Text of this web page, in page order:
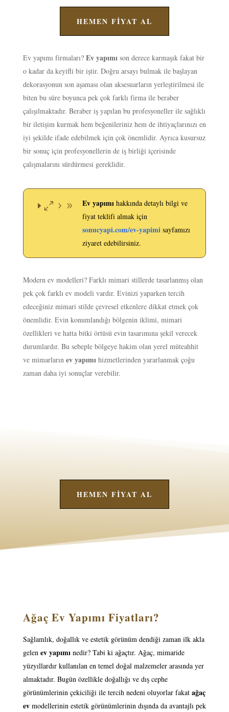
HEMEN FİYAT AL
Ev yapımı firmaları?Ev yapımı son derece karmaşık fakat bir
o kadar da keyifli bir iştir. Doğru arsayı bulmak ile başlayan
dekorasyonun son aşaması olan aksesuarların yerleştirilmesi ile
biten bu süre boyunca pek çok farklı firma ile beraber
çalışılmaktadır. Beraber iş yapılan bu profesyoneller ile sağlıklı
bir iletişim kurmak hem beğenileriniz hem de ihtiyaçlarınızı en
iyi şekilde ifade edebilmek için çok önemlidir. Ayrıca kusursuz
bir sonuç için profesyonellerin de iş birliği içerisinde
çalışmalarını sürdürmesi gereklidir.
Ev yapımı hakkında detaylı bilgi ve
fiyat teklifi almak için
sonucyapi.com/ev-yapimi sayfamızı
ziyaret edebilirsiniz.
Modern ev modelleri? Farklı mimari stillerde tasarlanmış olan
pek çok farklı ev modeli vardır. Evinizi yaparken tercih
edeceğiniz mimari stilde çevresel etkenlere dikkat etmek çok
önemlidir. Evin konumlandığı bölgenin iklimi, mimari
özellikleri ve hatta bitki örtüsü evin tasarımına şekil verecek
durumlardır. Bu sebeple bölgeye hakim olan yerel müteahhit
ve mimarların ev yapımı hizmetlerinden yararlanmak çoğu
zaman daha iyi sonuçlar verebilir.
HEMEN FİYAT AL
Ağaç Ev Yapımı Fiyatları?
Sağlamlık, doğallık ve estetik görünüm dendiği zaman ilk akla
gelen ev yapımı nedir? Tabi ki ağaçtır. Ağaç, mimaride
yüzyıllardır kullanılan en temel doğal malzemeler arasında yer
almaktadır. Bugün özellikle doğallığı ve dış cephe
görünümlerinin çekiciliği ile tercih nedeni oluyorlar fakat ağaç
ev modellerinin estetik görünümlerinin dışında da avantajlı pek